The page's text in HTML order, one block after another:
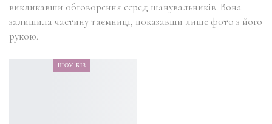
викликавши обговорення серед шанувальників. Вона
залишила частину таємниці, показавши лише фото з його
рукою.
ШОУ-БІЗ